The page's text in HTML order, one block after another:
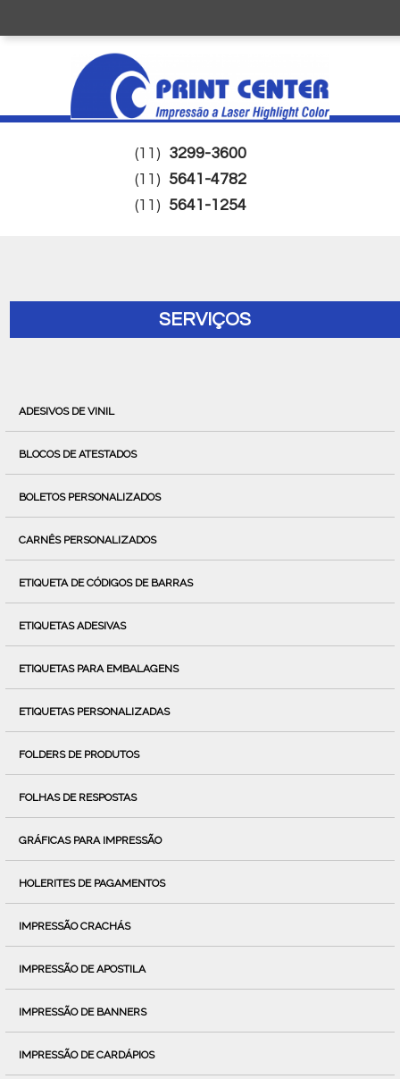
(11) 3299-3600
(11) 5641-4782
(11) 5641-1254
SERVIÇOS
ADESIVOS DE VINIL
BLOCOS DE ATESTADOS
BOLETOS PERSONALIZADOS
CARNÊS PERSONALIZADOS
ETIQUETA DE CÓDIGOS DE BARRAS
ETIQUETAS ADESIVAS
ETIQUETAS PARA EMBALAGENS
ETIQUETAS PERSONALIZADAS
FOLDERS DE PRODUTOS
FOLHAS DE RESPOSTAS
GRÁFICAS PARA IMPRESSÃO
HOLERITES DE PAGAMENTOS
IMPRESSÃO CRACHÁS
IMPRESSÃO DE APOSTILA
IMPRESSÃO DE BANNERS
IMPRESSÃO DE CARDÁPIOS